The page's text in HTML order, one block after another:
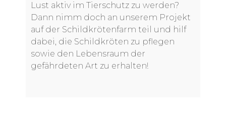
Lust aktiv im Tierschutz zu werden?
Dann nimm doch an unserem Projekt
auf der Schildkrötenfarm teil und hilf
dabei, die Schildkröten zu pflegen
sowie den Lebensraum der
gefährdeten Art zu erhalten!